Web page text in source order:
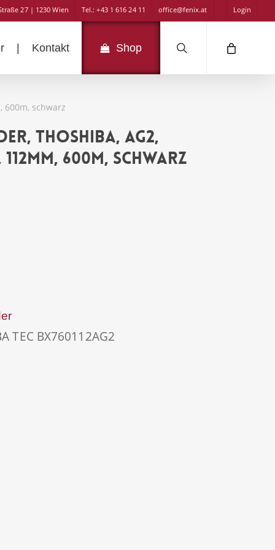
27 | 1230 Wien Tel.: +43 1 616 24 11 office@fenix.at Login
| Kontakt Shop
600m, schwarz
Thoshiba, AG2,
600m, schwarz
TEC BX760112AG2